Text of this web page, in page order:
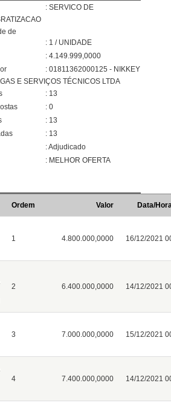
: SERVICO DE
de
: 1 / UNIDADE
: 4.149.999,0000
: 01811362000125 - NIKKEY
E SERVIÇOS TÉCNICOS LTDA
: 13
: 0
: 13
: 13
: Adjudicado
: MELHOR OFERTA
Ordem Valor Data/
1 4.800.000,0000 16/12/2021
2 6.400.000,0000 14/12/2021
3 7.000.000,0000 15/12/2021
4 7.400.000,0000 14/12/2021